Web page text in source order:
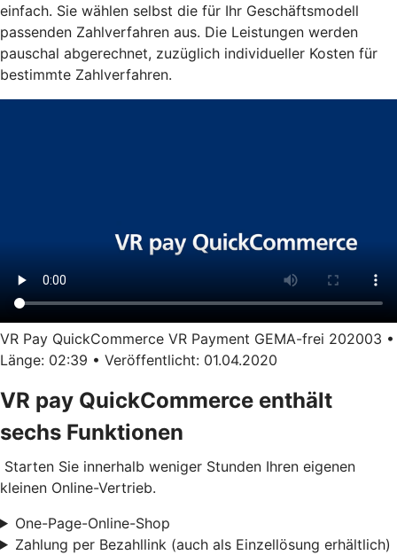
einfach. Sie wählen selbst die für Ihr Geschäftsmodell
passenden Zahlverfahren aus. Die Leistungen werden
pauschal abgerechnet, zuzüglich individueller Kosten für
bestimmte Zahlverfahren.
VR Pay QuickCommerce VR Payment GEMA-frei 202003 •
Länge: 02:39 • Veröffentlicht: 01.04.2020
VR pay QuickCommerce enthält
sechs Funktionen
Starten Sie innerhalb weniger Stunden Ihren eigenen
kleinen Online-Vertrieb.
One-Page-Online-Shop
Zahlung per Bezahllink (auch als Einzellösung erhältlich)